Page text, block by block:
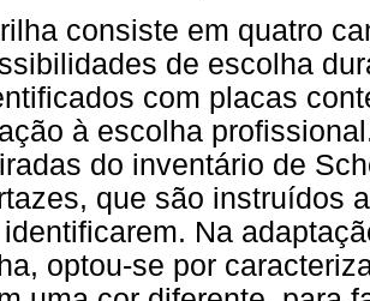
consiste em quatro
de escolha
com placas
à escolha
do inventário de
que são instruídos
Na
optou-se por